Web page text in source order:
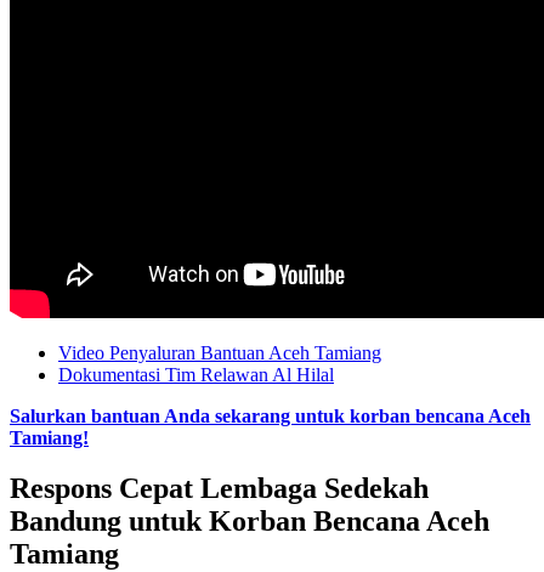
Video Penyaluran Bantuan Aceh Tamiang
Dokumentasi Tim Relawan Al Hilal
Salurkan bantuan Anda sekarang untuk korban bencana Aceh
Tamiang!
Respons Cepat Lembaga Sedekah
Bandung untuk Korban Bencana Aceh
Tamiang